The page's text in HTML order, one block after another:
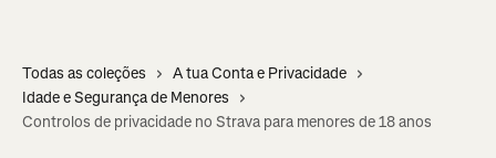
Todas as coleções
A tua Conta e Privacidade
Idade e Segurança de Menores
Controlos de privacidade no Strava para menores de 18 anos